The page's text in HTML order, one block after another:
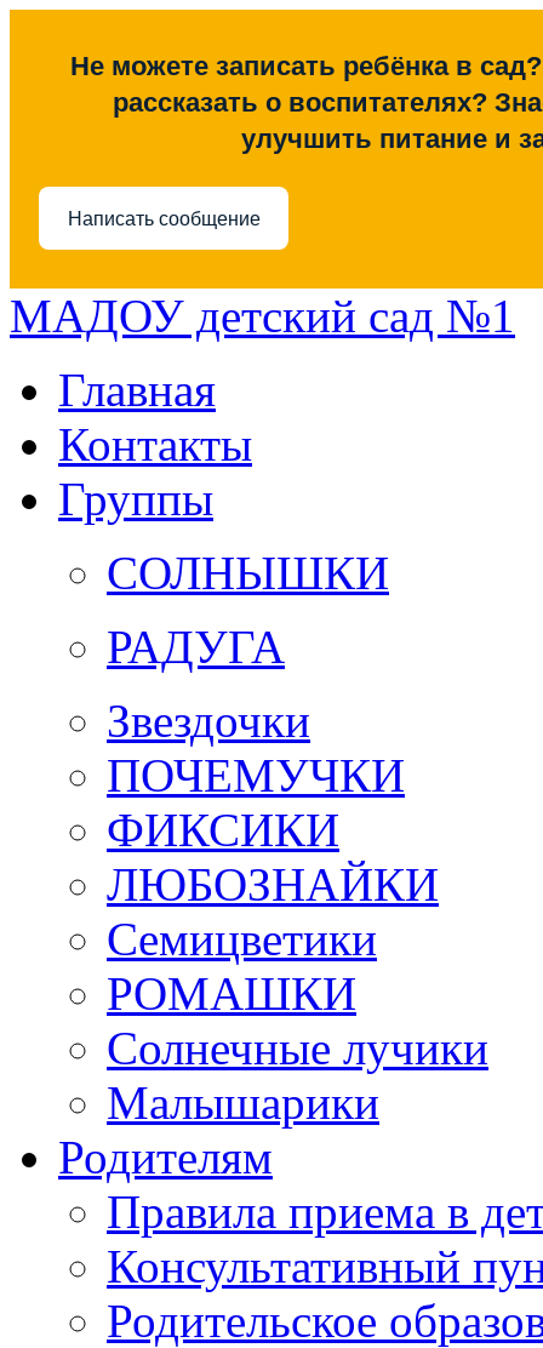
Не можете записать ребёнка в
рассказать о воспитателях?
улучшить питание и
Написать сообщение
МАДОУ детский сад №1
Главная
Контакты
Группы
СОЛНЫШКИ
РАДУГА
Звездочки
ПОЧЕМУЧКИ
ФИКСИКИ
ЛЮБОЗНАЙКИ
Семицветики
РОМАШКИ
Солнечные лучики
Малышарики
Родителям
Правила приема в
Консультативный
Родительское